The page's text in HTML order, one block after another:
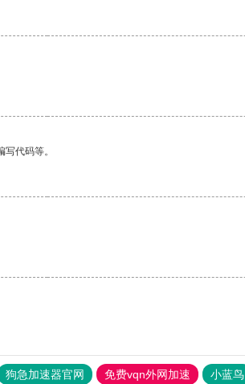
代码等。
狗急加速器官网 免费vqn外网加速 小蓝鸟